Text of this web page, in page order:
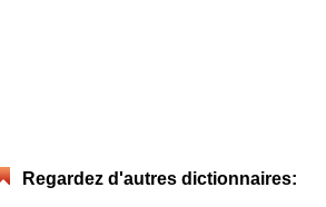
Regardez d'autres dictionnaires: